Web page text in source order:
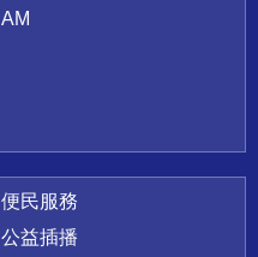
AM
便民服務
公益插播